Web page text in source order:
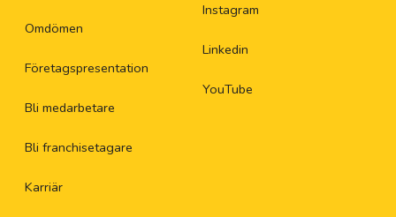
Omdömen
Företagspresentation
Bli medarbetare
Bli franchisetagare
Karriär
Instagram
Linkedin
YouTube